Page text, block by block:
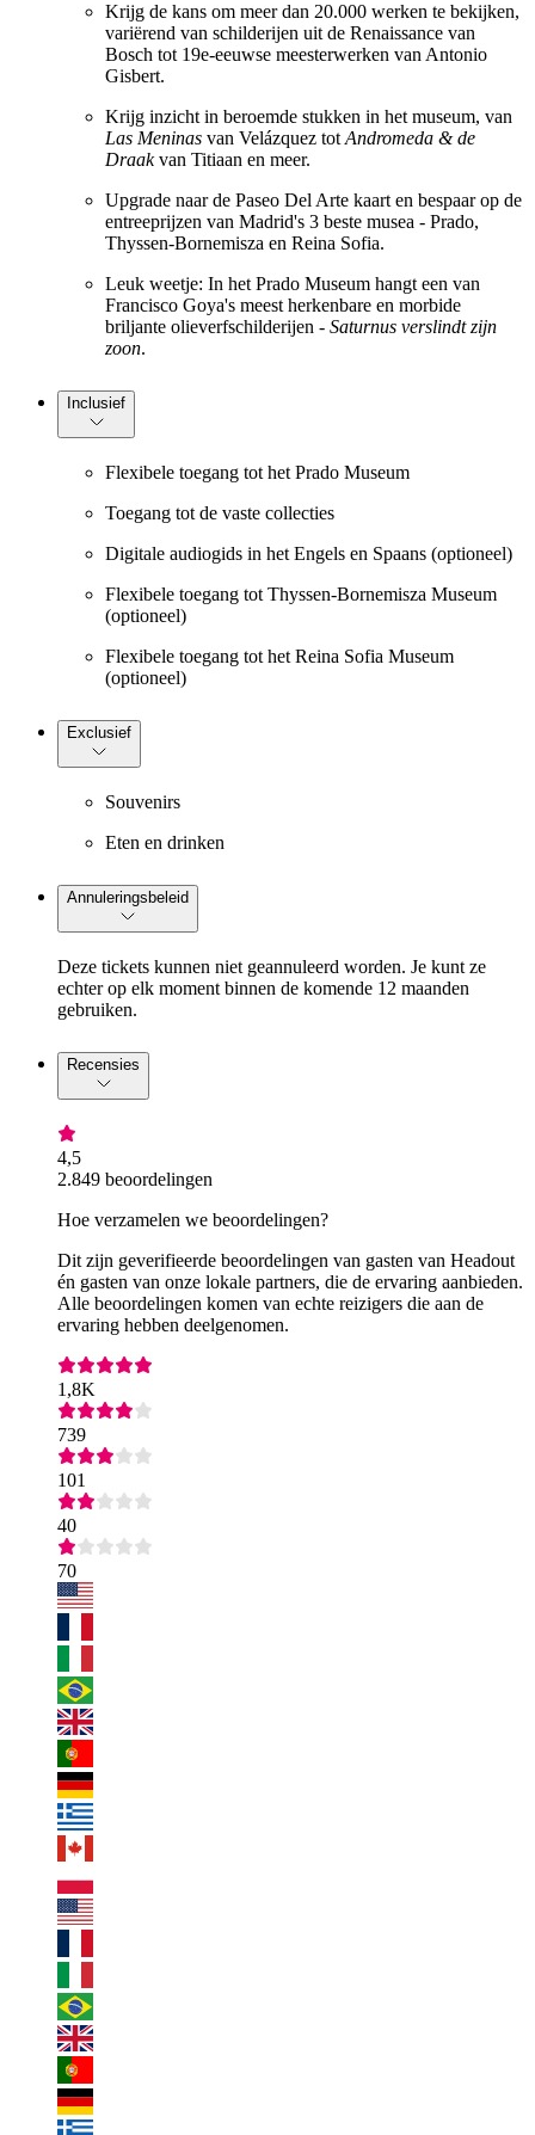
Krijg de kans om meer dan 20.000 werken te bekijken,
variërend van schilderijen uit de Renaissance van
Bosch tot 19e-eeuwse meesterwerken van Antonio
Gisbert.
Krijg inzicht in beroemde stukken in het museum, van
Las Meninas van Velázquez totAndromeda & de
Draakvan Titiaan en meer.
Upgrade naar de Paseo Del Arte kaart en bespaar op de
entreeprijzen van Madrid's 3 beste musea - Prado,
Thyssen-Bornemisza en Reina Sofia.
Leuk weetje: In het Prado Museum hangt een van
Francisco Goya's meest herkenbare en morbide
briljante olieverfschilderijen - Saturnus verslindt zijn
zoon.
Inclusief
Flexibele toegang tot het Prado Museum
Toegang tot de vaste collecties
Digitale audiogids in het Engels en Spaans (optioneel)
Flexibele toegang tot Thyssen-Bornemisza Museum
(optioneel)
Flexibele toegang tot het Reina Sofia Museum
(optioneel)
Exclusief
Souvenirs
Eten en drinken
Annuleringsbeleid
Deze tickets kunnen niet geannuleerd worden. Je kunt ze
echter op elk moment binnen de komende 12 maanden
gebruiken.
Recensies
4,5
2.849 beoordelingen
Hoe verzamelen we beoordelingen?
Dit zijn geverifieerde beoordelingen van gasten van Headout
én gasten van onze lokale partners, die de ervaring aanbieden.
Alle beoordelingen komen van echte reizigers die aan de
ervaring hebben deelgenomen.
1,8K
739
101
40
70